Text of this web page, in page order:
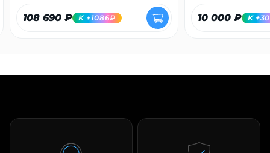
108 690 ₽ K +1086₽ 10 000 ₽ K